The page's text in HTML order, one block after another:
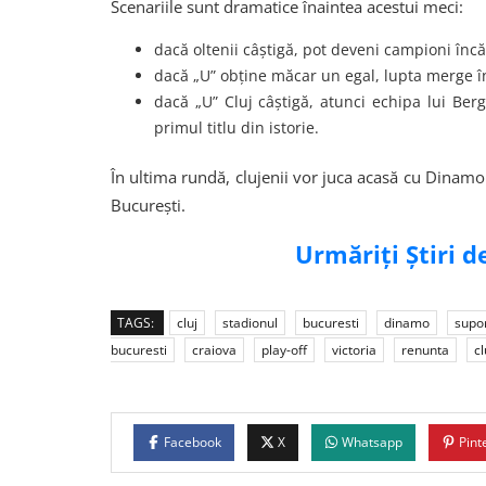
Scenariile sunt dramatice înaintea acestui meci:
dacă oltenii câștigă, pot deveni campioni
dacă „U” obține măcar un egal, lupta merge
dacă „U” Cluj câștigă, atunci echipa lui
primul titlu din istorie.
În ultima rundă, clujenii vor juca acasă cu
București.
Urmăriți Știri
TAGS: cluj stadionul bucuresti dinamo
bucuresti
craiova play-off victoria renunta
Facebook X Whatsapp